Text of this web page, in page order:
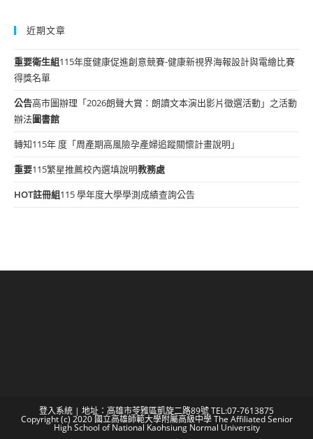
近期文章
重要衛生組115年度健康促進創意競賽-健康新視界海報設計與電繪比賽
得獎名單
公告高市圖辦理「2026朗聲大賞：朗讀文本演出影片徵選活動」之活動
辦法圖書館
轉知115年 度「周產期高風險孕產婦追蹤關懷計畫說明」
重要115繁星推薦校內選填說明教務處
HOT註冊組115 學年度大學學測成績查詢公告
登入系統 | 地址：高雄市苓雅區凱旋二路89號 TEL:07-7613875
Copyright (c) 2020 國立高雄師範大學附屬高級中學 The Affiliated Senior
High School of National Kaohsiung Normal University